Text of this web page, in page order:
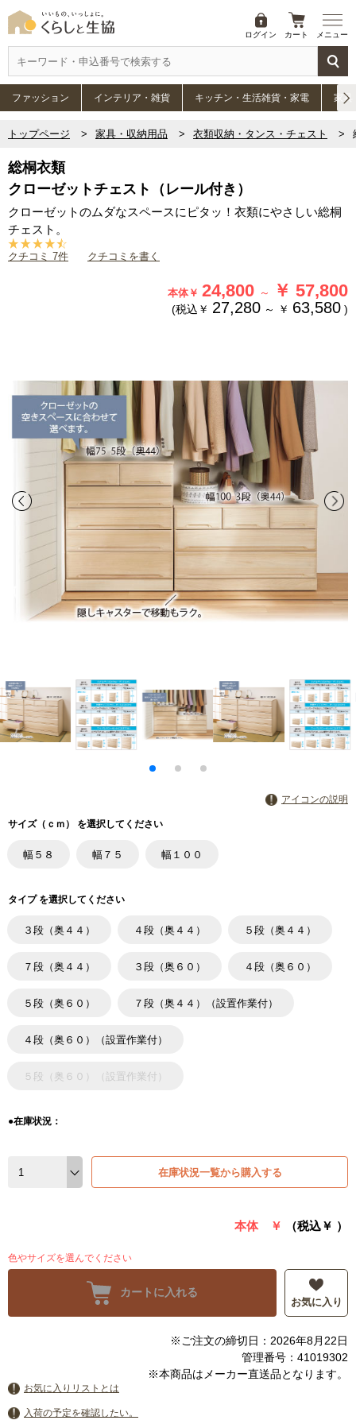
ログイン カート メニュー
ファッション インテリア・雑貨 キッチン・生活雑貨・家電 家具
トップページ 家具・収納用品 衣類収納・タンス・チェスト
総桐衣類
クローゼットチェスト（レール付き）
クローゼットのムダなスペースにピタッ！衣類にやさしい総桐
チェスト。
クチコミ 7件 クチコミを書く
本体￥ 24,800 ～ ￥ 57,800
(税込￥ 27,280 ～ ￥ 63,580 )
アイコンの説明
サイズ（ｃｍ） を選択してください
幅５８ 幅７５ 幅１００
タイプ を選択してください
３段（奥４４） ４段（奥４４） ５段（奥４４）
７段（奥４４） ３段（奥６０） ４段（奥６０）
５段（奥６０） ７段（奥４４）（設置作業付）
４段（奥６０）（設置作業付）
５段（奥６０）（設置作業付）
●在庫状況：
在庫状況一覧から購入する
本体 ￥ （税込￥ ）
色やサイズを選んでください
カートに入れる
お気に入り
※ご注文の締切日：2026年8月22日
管理番号：41019302
※本商品はメーカー直送品となります。
お気に入りリストとは
入荷の予定を確認したい。